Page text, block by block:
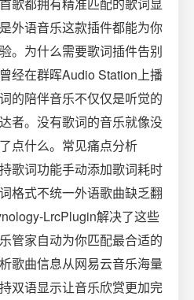
外语音乐这款插件都能为你
。为什么需要歌词插件告别
经在群晖Audio Station上播
的陪伴音乐不仅仅是听觉的
者。没有歌词的音乐就像没
点什么。常见痛点分析
歌词功能手动添加歌词耗时
格式不统一外语歌曲缺乏翻
LrcPlugin解决了这些
管家自动为你匹配最合适的
歌曲信息从网易云音乐海量
双语显示让音乐欣赏更加完